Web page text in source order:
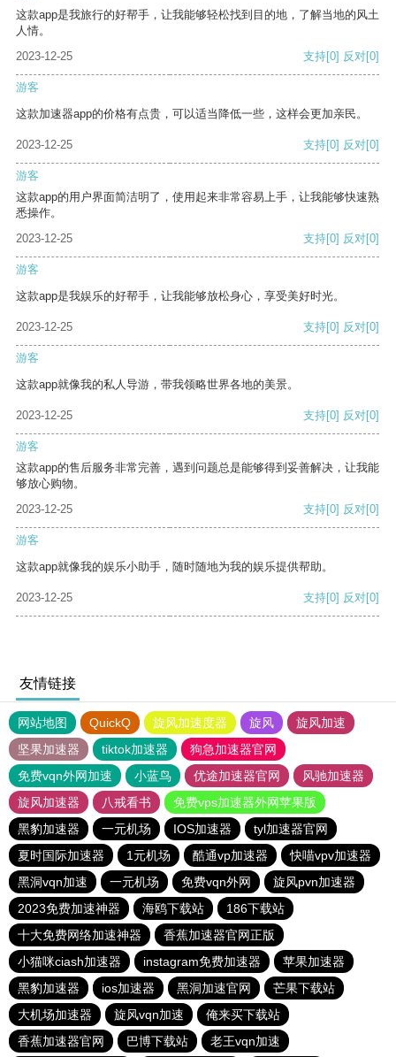
这款app是我旅行的好帮手，让我能够轻松找到目的地，了解当地的风土
人情。
2023-12-25
支持[0] 反对[0]
游客
这款加速器app的价格有点贵，可以适当降低一些，这样会更加亲民。
2023-12-25 支持[0] 反对[0]
游客
这款app的用户界面简洁明了，使用起来非常容易上手，让我能够快速熟
悉操作。
2023-12-25
支持[0] 反对[0]
游客
这款app是我娱乐的好帮手，让我能够放松身心，享受美好时光。
2023-12-25 支持[0] 反对[0]
游客
这款app就像我的私人导游，带我领略世界各地的美景。
2023-12-25 支持[0] 反对[0]
游客
这款app的售后服务非常完善，遇到问题总是能够得到妥善解决，让我能
够放心购物。
2023-12-25
支持[0] 反对[0]
游客
这款app就像我的娱乐小助手，随时随地为我的娱乐提供帮助。
2023-12-25 支持[0] 反对[0]
友情链接
网站地图 QuickQ 旋风加速度器 旋风
旋风加速
坚果加速器
tiktok加速器
狗急加速器官网
免费vqn外网加速
小蓝鸟 优途加速器官网
风驰加速器
旋风加速器
八戒看书
免费vps加速器外网苹果版
黑豹加速器
一元机场 IOS加速器
tyl加速器官网
夏时国际加速器
1元机场 酷通vp加速器
快喵vpv加速器
黑洞vqn加速
一元机场 免费vqn外网
旋风pvn加速器
2023免费加速神器
海鸥下载站
186下载站
十大免费网络加速神器
香蕉加速器官网正版
小猫咪ciash加速器
instagram免费加速器
苹果加速器
黑豹加速器
ios加速器 黑洞加速官网
芒果下载站
大机场加速器
旋风vqn加速
俺来买下载站
香蕉加速器官网
巴博下载站 老王vqn加速